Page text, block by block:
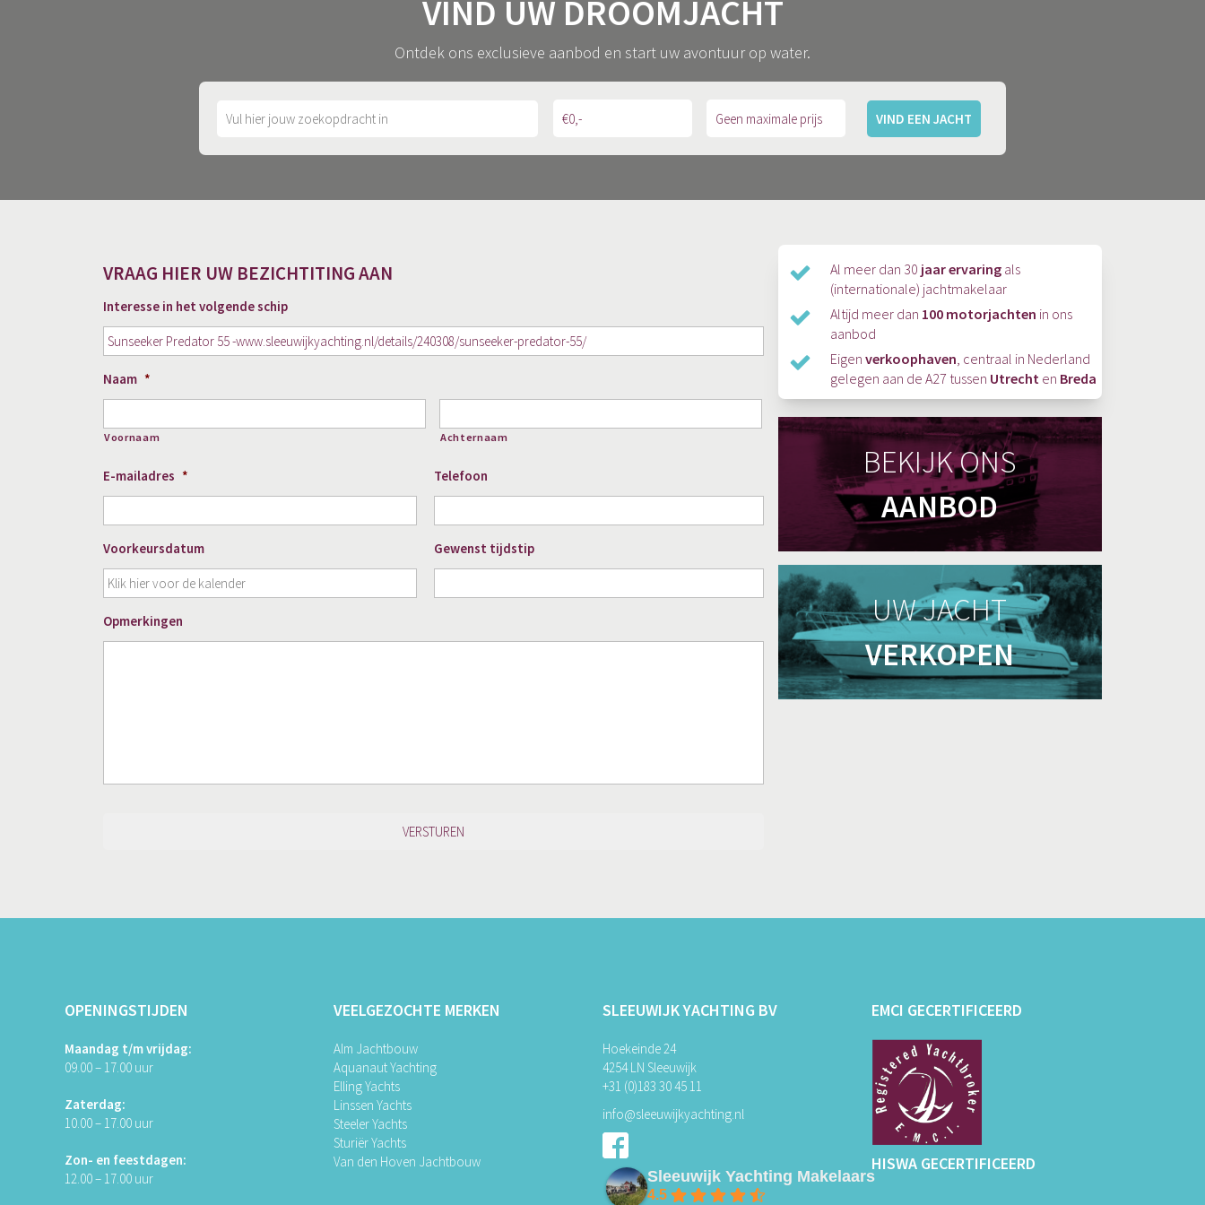
VIND UW DROOMJACHT
Ontdek ons exclusieve aanbod en start uw avontuur op water.
VIND EEN JACHT
VRAAG HIER UW BEZICHTITING AAN
Interesse in het volgende schip
Naam *
Voornaam Achternaam
E-mailadres * Telefoon
Voorkeursdatum
slash
Gewenst tijdstip
Opmerkingen
Al meer dan 30 jaar ervaringals
(internationale) jachtmakelaar
Altijd meer dan 100 motorjachten in ons
aanbod
Eigen verkoophaven, centraal in Nederland
gelegen aan de A27 tussen Utrechten Breda
BEKIJK ONS
AANBOD
UW JACHT
VERKOPEN
OPENINGSTIJDEN
Maandag t/m vrijdag:
09.00 – 17.00 uur
Zaterdag:
10.00 – 17.00 uur
Zon- en feestdagen:
12.00 – 17.00 uur
VEELGEZOCHTE MERKEN
Alm Jachtbouw
Aquanaut Yachting
Elling Yachts
Linssen Yachts
Steeler Yachts
Sturiër Yachts
Van den Hoven Jachtbouw
SLEEUWIJK YACHTING BV
Hoekeinde 24
4254 LN Sleeuwijk
+31 (0)183 30 45 11
info@sleeuwijkyachting.nl
Sleeuwijk Yachting Makelaars
4.5
EMCI GECERTIFICEERD
HISWA GECERTIFICEERD